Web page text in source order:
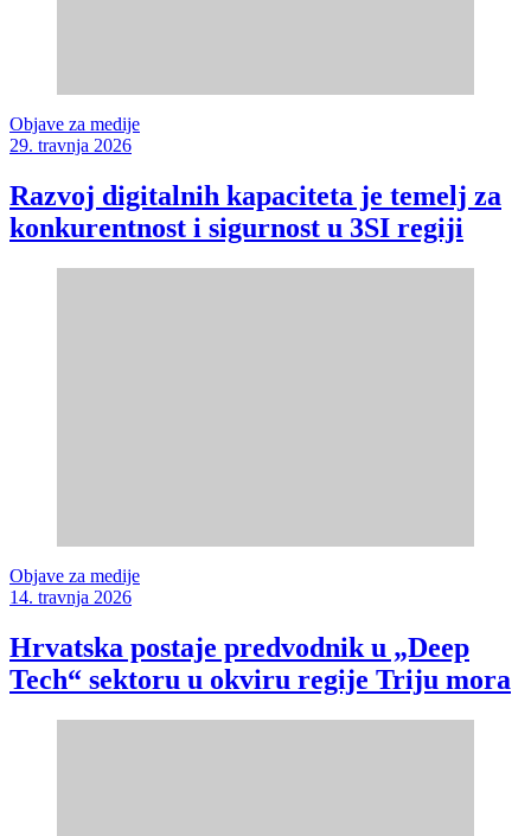
Objave za medije
29. travnja 2026
Razvoj digitalnih kapaciteta je temelj za
konkurentnost i sigurnost u 3SI regiji
Objave za medije
14. travnja 2026
Hrvatska postaje predvodnik u „Deep
Tech“ sektoru u okviru regije Triju mora